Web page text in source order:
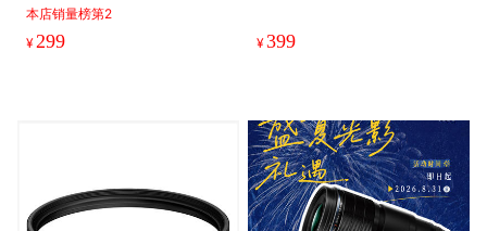
-2用）
本店销量榜第2
¥ 299 ¥399